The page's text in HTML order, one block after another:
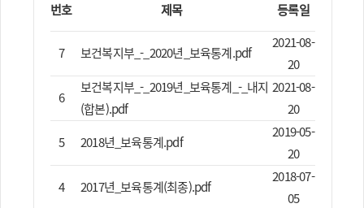
번호 제목 등록일
7 보건복지부_-_2020년_보육통계.pdf
2021-08-
20
6
보건복지부_-_2019년_보육통계_-_내지
(합본).pdf
2021-08-
20
5
2018년_보육통계.pdf
2019-05-
20
4
2017년_보육통계(최종).pdf
2018-07-
05